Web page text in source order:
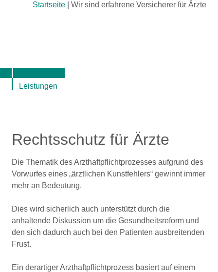
Startseite Wir sind erfahrene Versicherer für Ärzte
Leistungen
Rechtsschutz für Ärzte
Die Thematik des Arzthaftpflichtprozesses aufgrund des
Vorwurfes eines „ärztlichen Kunstfehlers“ gewinnt immer
mehr an Bedeutung.
Dies wird sicherlich auch unterstützt durch die
anhaltende Diskussion um die Gesundheitsreform und
den sich dadurch auch bei den Patienten ausbreitenden
Frust.
Ein derartiger Arzthaftpflichtprozess basiert auf einem